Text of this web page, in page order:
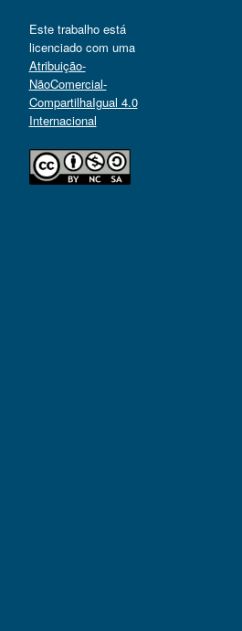
Este trabalho está
licenciado com uma
Atribuição-
NãoComercial-
CompartilhaIgual 4.0
Internacional